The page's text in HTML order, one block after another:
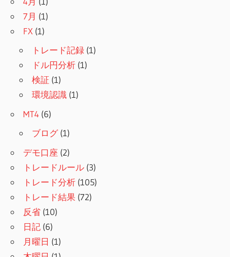
7月 (1)
FX (1)
トレード記録 (1)
ドル円分析 (1)
検証 (1)
環境認識 (1)
MT4 (6)
ブログ(1)
デモ口座 (2)
トレードルール (3)
トレード分析 (105)
トレード結果 (72)
反省 (10)
日記 (6)
月曜日 (1)